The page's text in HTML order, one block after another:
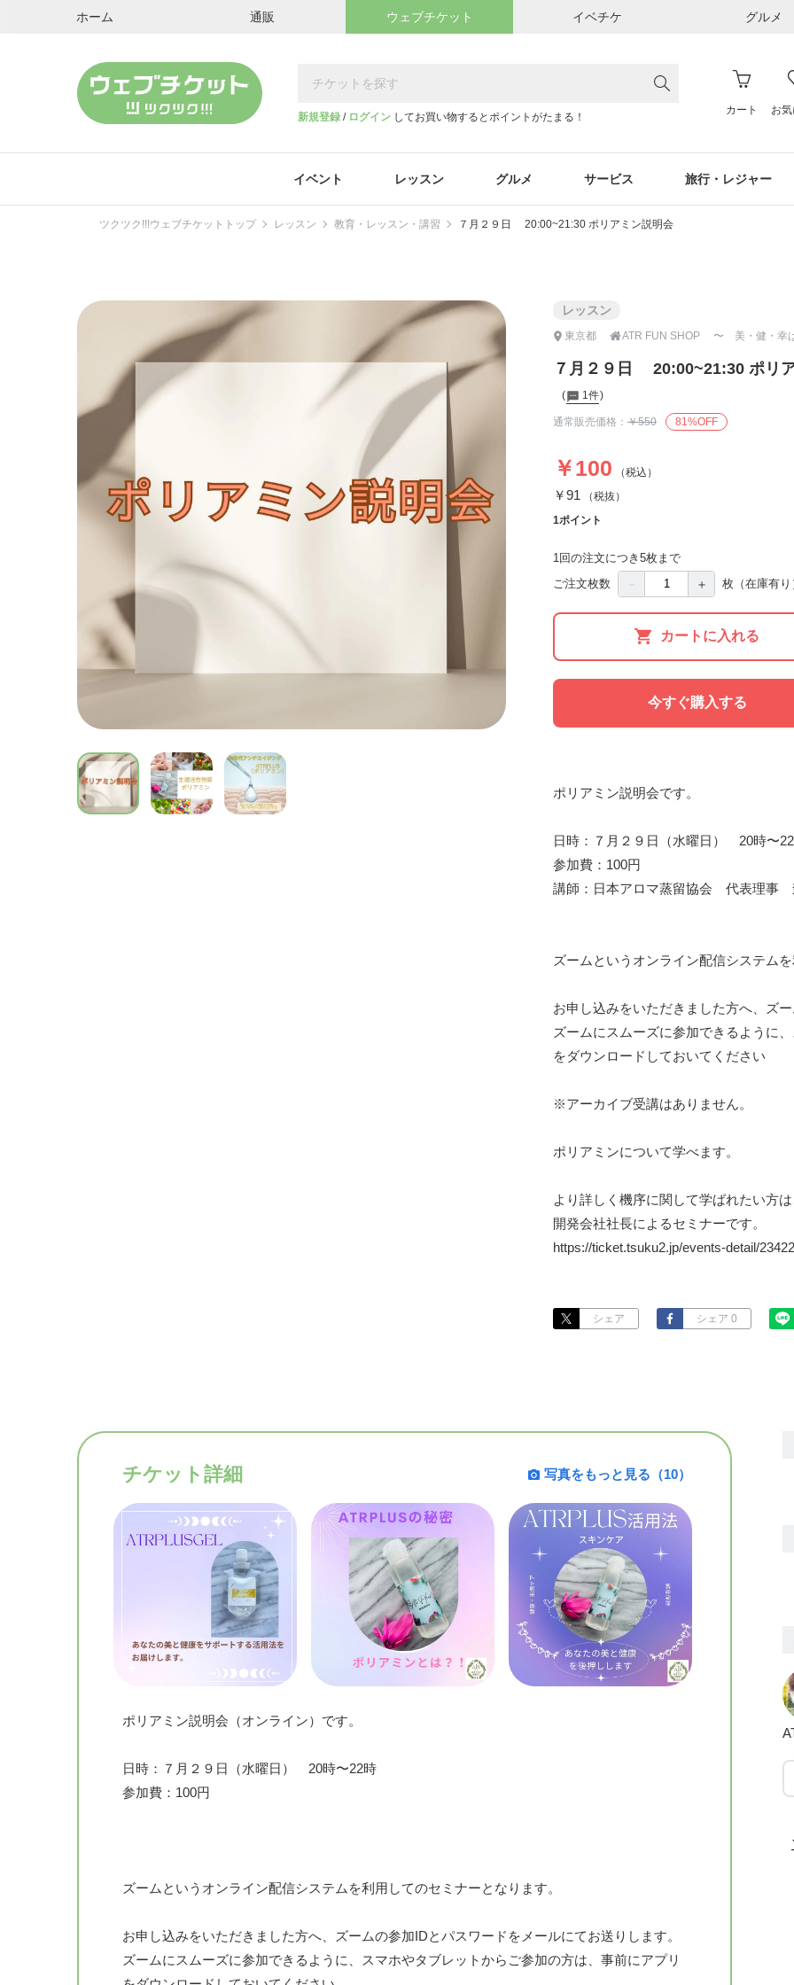
ホーム 通販 ウェブチケット イベチケ グルメ
新規登録 / ログイン してお買い物するとポイントがたまる！
カート お
イベント レッスン グルメ サービス 旅行・レジャー
ツクツク!!!ウェブチケットトップ レッスン 教育・レッスン・講習 ７月２９日 20:00~21:30 ポリアミン説明会
レッスン
東京都 ATR FUN SHOP 〜 美・健・幸
７月２９日 20:00~21:30 ポリ
1件
通常販売価格： ￥550 81%OFF
￥100 （税込）
￥91 （税抜）
1ポイント
1回の注文につき5枚まで
ご注文枚数
＋ 枚 （在庫有
カートに入れる
今すぐ購入する
ポリアミン説明会です。
日時：７月２９日（水曜日）　20時〜
参加費：100円
講師：日本アロマ蒸留協会　代表理事
ズームというオンライン配信システム
お申し込みをいただきました方へ、ズ
ズームにスムーズに参加できるように
をダウンロードしておいてください
※アーカイブ受講はありません。
ポリアミンについて学べます。
より詳しく機序に関して学ばれたい方
開発会社社長によるセミナーです。
https://ticket.tsuku2.jp/events-detail/
シェア シェア 0
チケット詳細 写真をもっと見る（10）
ポリアミン説明会（オンライン）です。
日時：７月２９日（水曜日） 20時〜22時
参加費：100円
ズームというオンライン配信システムを利用してのセミナーとなります。
お申し込みをいただきました方へ、ズームの参加IDとパスワードをメールにてお送りします。
ズームにスムーズに参加できるように、スマホやタブレットからご参加の方は、事前にアプリ